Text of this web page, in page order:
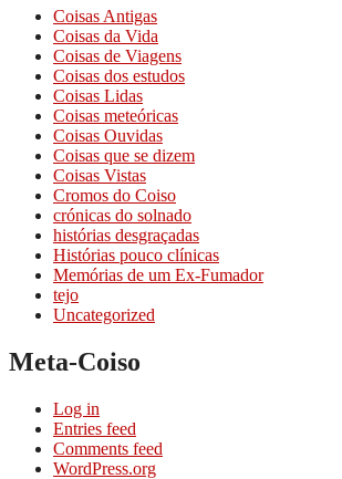
Coisas Antigas
Coisas da Vida
Coisas de Viagens
Coisas dos estudos
Coisas Lidas
Coisas meteóricas
Coisas Ouvidas
Coisas que se dizem
Coisas Vistas
Cromos do Coiso
crónicas do solnado
histórias desgraçadas
Histórias pouco clí­nicas
Memórias de um Ex-Fumador
tejo
Uncategorized
Meta-Coiso
Log in
Entries feed
Comments feed
WordPress.org